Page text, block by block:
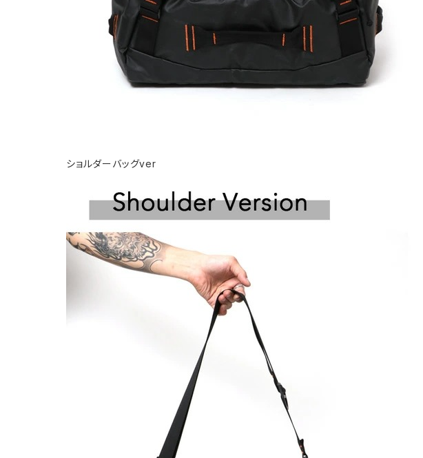
ショルダーバッグver